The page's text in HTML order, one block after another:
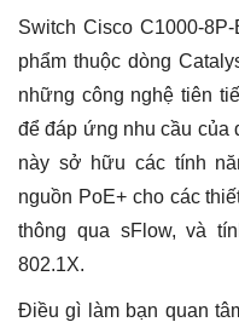
Catalyst
1000,
8
Ports
PoE+
67W,
GE
Combo
Uplink
số
lượng
Switch Cisco C1000-
phẩm thuộc dòng
những công nghệ tiên
để đáp ứng nhu cầu của
này sở hữu các tính
nguồn PoE+ cho các
thông qua sFlow, và
802.1X.
Điều gì làm bạn quan